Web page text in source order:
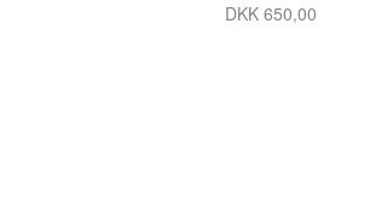
DKK 650,00